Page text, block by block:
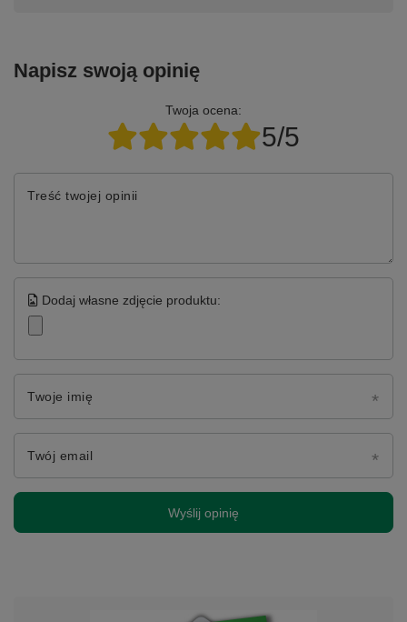
Napisz swoją opinię
Twoja ocena:
5/5
Treść twojej opinii
Dodaj własne zdjęcie produktu:
Twoje imię
Twój email
Wyślij opinię